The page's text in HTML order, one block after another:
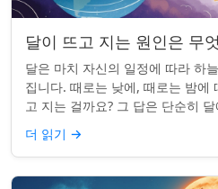
달이 뜨고 지는 원인은 무
달은 마치 자신의 일정에 따라 하
집니다. 때로는 낮에, 때로는 밤에
고 지는 걸까요? 그 답은 단순히
관한 것입니다. 핵심 통찰:...
더 읽기 →